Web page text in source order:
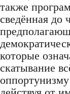
также
сведённая до
которые
скатывание